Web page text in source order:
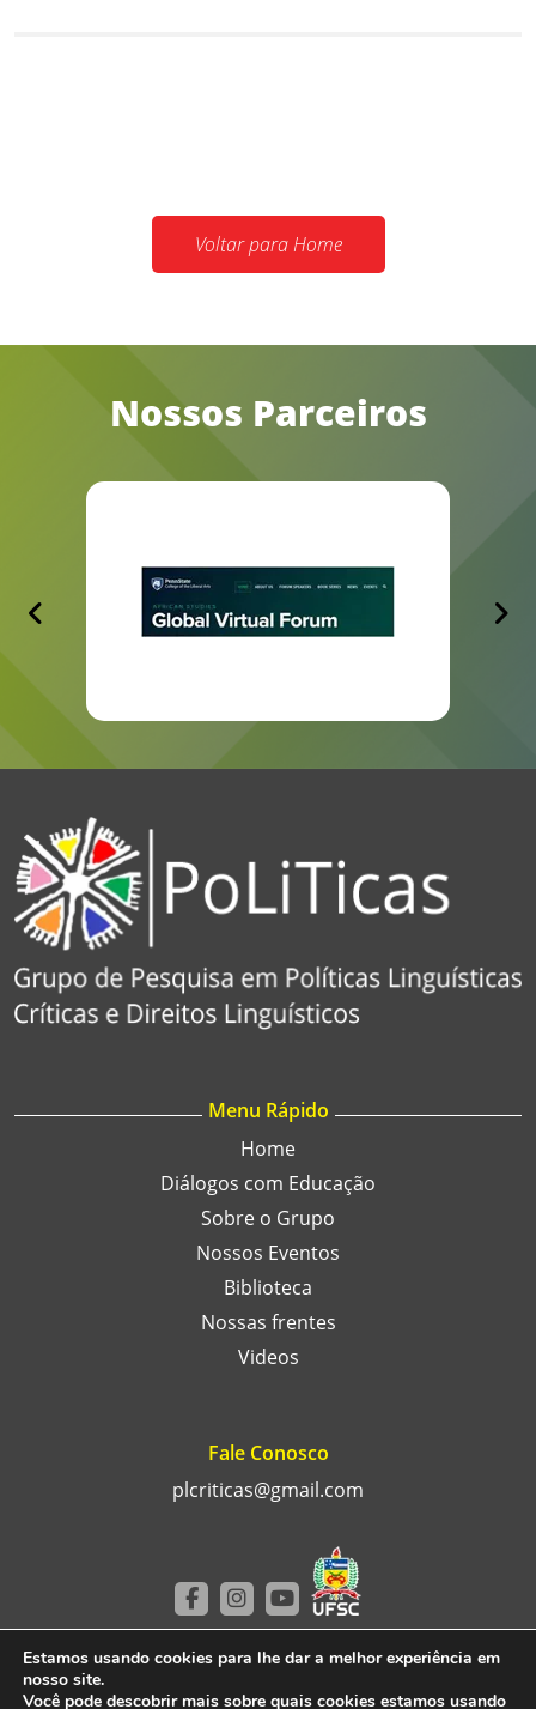
Voltar para Home
Nossos Parceiros
Menu Rápido
Home
Diálogos com Educação
Sobre o Grupo
Nossos Eventos
Biblioteca
Nossas frentes
Videos
Fale Conosco
plcriticas@gmail.com
POLÍTICAS LINGUÍSTICAS UFSC © 2024 – TODOS
Estamos usando cookies para lhe dar a melhor experiência em
nosso site.
Você pode descobrir mais sobre quais cookies estamos usando